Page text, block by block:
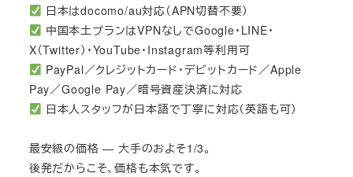
日本はdocomo/au対応（APN切替不要）
中国本土プランはVPNなしでGoogle・LINE・
X（Twitter）・YouTube・Instagram等利用可
PayPal／クレジットカード・デビットカード／Apple
Pay／Google Pay／暗号資産決済に対応
日本人スタッフが日本語で丁寧に対応（英語も可）
最安級の価格 — 大手のおよそ1/3。
後発だからこそ、価格も本気です。